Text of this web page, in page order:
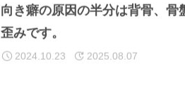
向き癖の原因の半分は背骨、骨
歪みです。
2024.10.23 2025.08.07